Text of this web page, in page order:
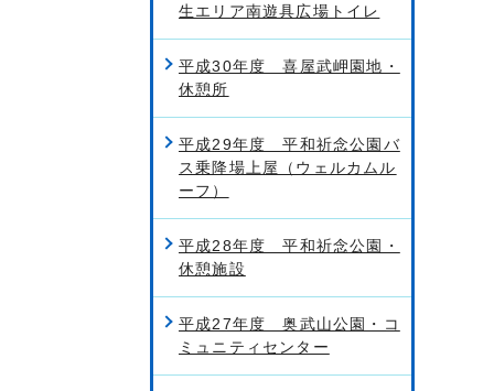
生エリア南遊具広場トイレ
平成30年度 喜屋武岬園地・
休憩所
平成29年度 平和祈念公園バ
ス乗降場上屋（ウェルカムル
ーフ）
平成28年度 平和祈念公園・
休憩施設
平成27年度 奥武山公園・コ
ミュニティセンター